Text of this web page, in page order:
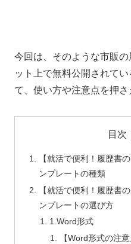
今回は、そのような市販
ット上で無料公開されて
て、使い方や注意点を押さ
目次
【就活で便利！履歴書
ンプレートの種類
【就活で便利！履歴書
ンプレートの選び方
1.Word形式
【Word形式の注意